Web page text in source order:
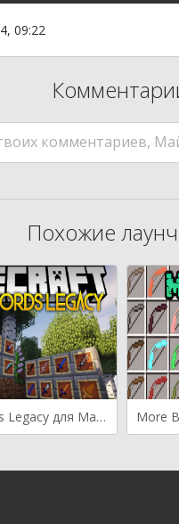
09:22
комментариев,
Похожие
More Swords Legacy для Майнкрафт [1.20.4, 1.20.2, 1.20.1]